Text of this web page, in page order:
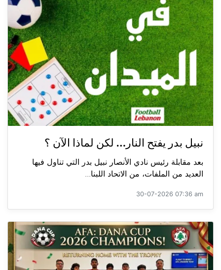
نبيل بدر يفتح النار… لكن لماذا الآن ؟
بعد مقابلة رئيس نادي الأنصار نبيل بدر التي تناول فيها
العديد من الملفات، من الاتحاد اللبنا...
30-07-2026 07:36 am